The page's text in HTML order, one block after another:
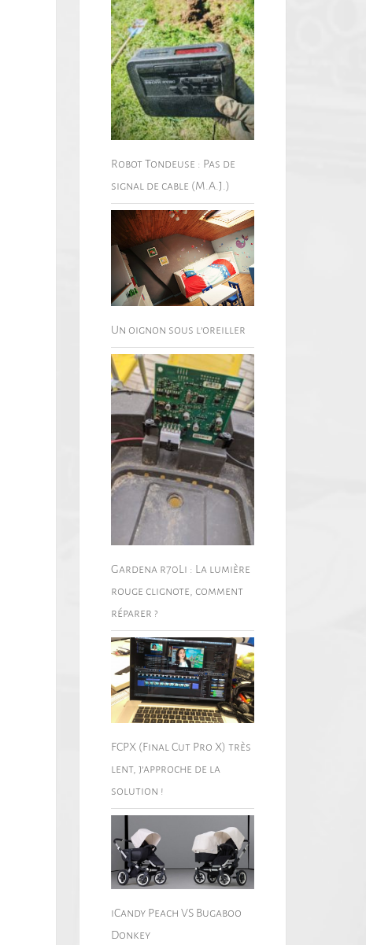
Robot Tondeuse : Pas de
signal de cable (M.A.J.)
Un oignon sous l’oreiller
Gardena r70Li : La lumière
rouge clignote, comment
réparer ?
FCPX (Final Cut Pro X) très
lent, j’approche de la
solution !
iCandy Peach VS Bugaboo
Donkey